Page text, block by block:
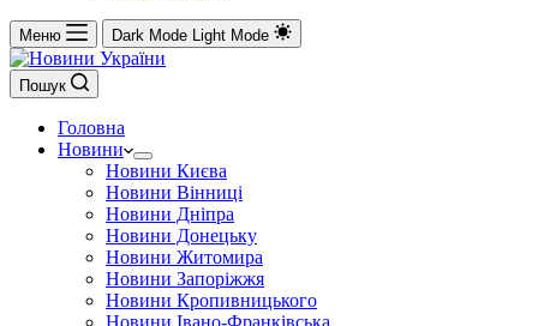
Меню Dark Mode Light Mode
Пошук
Головна
Новини
Новини Києва
Новини Вінниці
Новини Дніпра
Новини Донецьку
Новини Житомира
Новини Запоріжжя
Новини Кропивницького
Новини Івано-Франківська